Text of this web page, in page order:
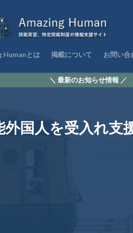
Humanとは 掲載について お問い合
＼ 最新のお知らせ情報 ／ 新しい外国人
国人を受入れ支